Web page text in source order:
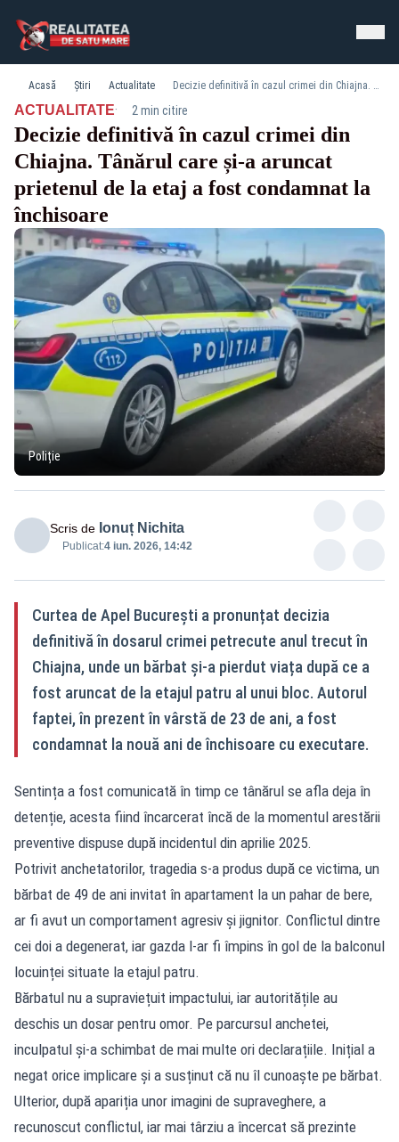
Acasă Știri Actualitate Decizie definitivă în cazul crimei din Chiajna. Tânărul care și-a aruncat prietenul de la etaj a fost condamnat la închisoare
ACTUALITATE· 2 min citire
Decizie definitivă în cazul crimei din
Chiajna. Tânărul care și-a aruncat
prietenul de la etaj a fost condamnat la
închisoare
Poliție
Scris de Ionuț Nichita
Publicat:4 iun. 2026, 14:42
Curtea de Apel București a pronunțat decizia
definitivă în dosarul crimei petrecute anul trecut în
Chiajna, unde un bărbat și-a pierdut viața după ce a
fost aruncat de la etajul patru al unui bloc. Autorul
faptei, în prezent în vârstă de 23 de ani, a fost
condamnat la nouă ani de închisoare cu executare.
Sentința a fost comunicată în timp ce tânărul se afla deja în
detenție, acesta fiind încarcerat încă de la momentul arestării
preventive dispuse după incidentul din aprilie 2025.
Potrivit anchetatorilor, tragedia s-a produs după ce victima, un
bărbat de 49 de ani invitat în apartament la un pahar de bere,
ar fi avut un comportament agresiv și jignitor. Conflictul dintre
cei doi a degenerat, iar gazda l-ar fi împins în gol de la balconul
locuinței situate la etajul patru.
Bărbatul nu a supraviețuit impactului, iar autoritățile au
deschis un dosar pentru omor. Pe parcursul anchetei,
inculpatul și-a schimbat de mai multe ori declarațiile. Inițial a
negat orice implicare și a susținut că nu îl cunoaște pe bărbat.
Ulterior, după apariția unor imagini de supraveghere, a
recunoscut conflictul, iar mai târziu a încercat să prezinte